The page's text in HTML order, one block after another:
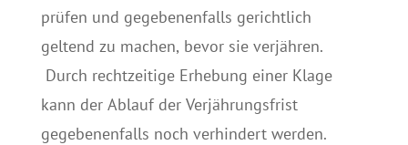
prüfen und gegebenenfalls gerichtlich
geltend zu machen, bevor sie verjähren.
Durch rechtzeitige Erhebung einer Klage
kann der Ablauf der Verjährungsfrist
gegebenenfalls noch verhindert werden.